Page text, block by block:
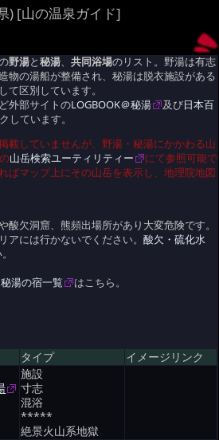
) [山の温泉ガイド]
野湯と秘湯、共同浴場のリスト。野湯は有志
物の湯船が整備され、秘湯は脱衣施設がある
て区別しています。
外部サイトのLOGBOOK＠秘湯 及び日本百
しています。
載していませんが、野湯・秘湯にかかわる山
の山岳検索ユーティリティー
にて参照可能で
ばマップ上にその山岳を表示し、地理院地図
酸欠洞窟、熊頻出場所があり大変危険です。
アには行かないでください。酸欠・硫化水
秘湯の宿一覧 はこちら。
タイプ
イメージリンク
施設
寸志
混浴
*****
絶景火山系地獄